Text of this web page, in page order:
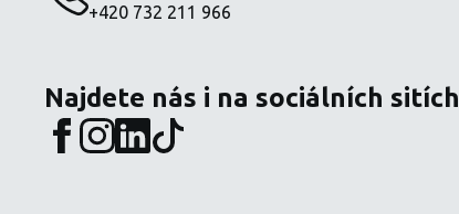
+420 732 211 966
Najdete nás i na sociálních sitích